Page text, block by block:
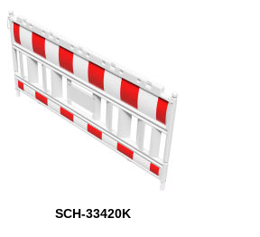
SCH-33420K